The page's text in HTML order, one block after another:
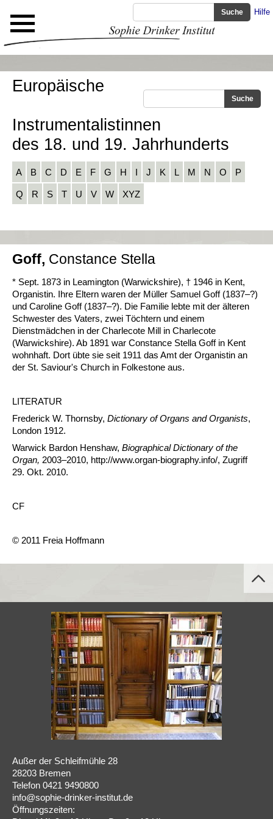
Hilfe
Europäische
Instrumentalistinnen
des 18. und 19. Jahrhunderts
A B C D E F G H I J K L M N O P
Q R S T U V W XYZ
Goff, Constance Stella
* Sept. 1873 in Leamington (Warwickshire), † 1946 in Kent,
Organistin. Ihre Eltern waren der Müller Samuel Goff (1837–?)
und Caroline Goff (1837–?). Die Familie lebte mit der älteren
Schwester des Vaters, zwei Töchtern und einem
Dienstmädchen in der Charlecote Mill in Charlecote
(Warwickshire). Ab 1891 war Constance Stella Goff in Kent
wohnhaft. Dort übte sie seit 1911 das Amt der Organistin an
der St. Saviour's Church in Folkestone aus.
LITERATUR
Frederick W. Thornsby, Dictionary of Organs and Organists,
London 1912.
Warwick Bardon Henshaw, Biographical Dictionary of the
Organ, 2003–2010, http://www.organ-biography.info/, Zugriff
29. Okt. 2010.
CF
© 2011 Freia Hoffmann
Außer der Schleifmühle 28
28203 Bremen
Telefon 0421 9490800
info@sophie-drinker-institut.de
Öffnungszeiten: